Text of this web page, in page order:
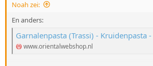
s
a
m
Noah zei:
En anders:
Garnalenpasta (Trassi) - Kruidenpasta -
www.orientalwebshop.nl